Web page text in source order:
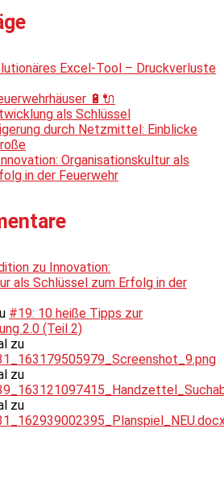
Excel-Tool – Druckverluste
🔋🔌
als Schlüssel
durch Netzmittel: Einblicke
Organisationskultur als
in der Feuerwehr
zu Innovation:
als Schlüssel zum Erfolg in der
#19: 10 heiße Tipps zur
2.0 (Teil 2)
zu
zu
zu